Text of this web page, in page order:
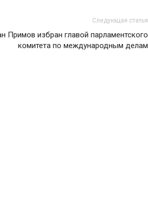
Следующая статья
Примов избран главой парламентского
комитета по международным делам